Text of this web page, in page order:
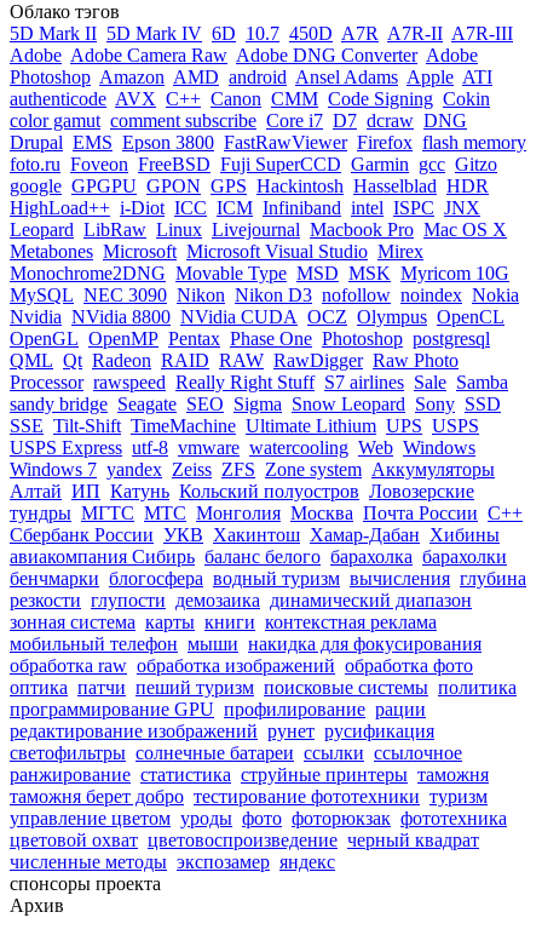
Облако тэгов
5D Mark II 5D Mark IV 6D 10.7 450D A7R A7R-II A7R-III
Adobe Adobe Camera Raw Adobe DNG Converter Adobe
Photoshop Amazon AMD android Ansel Adams Apple ATI
authenticode AVX C++ Canon CMM Code Signing Cokin
color gamut comment subscribe Core i7 D7 dcraw DNG
Drupal EMS Epson 3800 FastRawViewer Firefox flash memory
foto.ru Foveon FreeBSD Fuji SuperCCD Garmin gcc Gitzo
google GPGPU GPON GPS Hackintosh Hasselblad HDR
HighLoad++ i-Diot ICC ICM Infiniband intel ISPC JNX
Leopard LibRaw Linux Livejournal Macbook Pro Mac OS X
Metabones Microsoft Microsoft Visual Studio Mirex
Monochrome2DNG Movable Type MSD MSK Myricom 10G
MySQL NEC 3090 Nikon Nikon D3 nofollow noindex Nokia
Nvidia NVidia 8800 NVidia CUDA OCZ Olympus OpenCL
OpenGL OpenMP Pentax Phase One Photoshop postgresql
QML Qt Radeon RAID RAW RawDigger Raw Photo
Processor rawspeed Really Right Stuff S7 airlines Sale Samba
sandy bridge Seagate SEO Sigma Snow Leopard Sony SSD
SSE Tilt-Shift TimeMachine Ultimate Lithium UPS USPS
USPS Express utf-8 vmware watercooling Web Windows
Windows 7 yandex Zeiss ZFS Zone system Аккумуляторы
Алтай ИП Катунь Кольский полуостров Ловозерские
тундры МГТС МТС Монголия Москва Почта России С++
Сбербанк России УКВ Хакинтош Хамар-Дабан Хибины
авиакомпания Сибирь баланс белого барахолка барахолки
бенчмарки блогосфера водный туризм вычисления глубина
резкости глупости демозаика динамический диапазон
зонная система карты книги контекстная реклама
мобильный телефон мыши накидка для фокусирования
обработка raw обработка изображений обработка фото
оптика патчи пеший туризм поисковые системы политика
программирование GPU профилирование рации
редактирование изображений рунет русификация
светофильтры солнечные батареи ссылки ссылочное
ранжирование статистика струйные принтеры таможня
таможня берет добро тестирование фототехники туризм
управление цветом уроды фото фоторюкзак фототехника
цветовой охват цветовоспроизведение черный квадрат
численные методы экспозамер яндекс
спонсоры проекта
Архив